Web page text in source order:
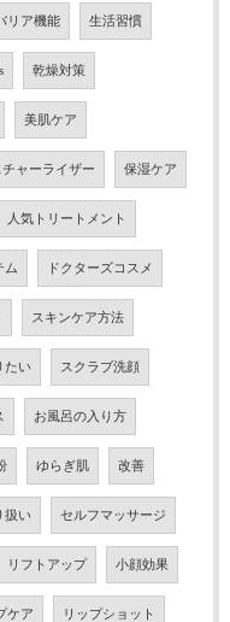
リア機能 生活習慣
乾燥対策
美肌ケア
ャーライザー 保湿ケア
人気トリートメント
ム ドクターズコスメ
スキンケア方法
たい スクラブ洗顔
お風呂の入り方
ゆらぎ肌 改善
扱い セルフマッサージ
リフトアップ 小顔効果
ケア リップショット